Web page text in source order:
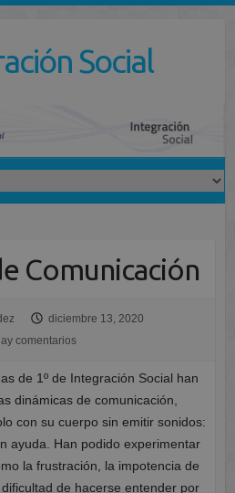
Social
Comunicación
diciembre 13, 2020
comentarios
de 1º de Integración Social han
dinámicas de comunicación,
con su cuerpo sin emitir sonidos:
ayuda. Han podido experimentar
la frustración, la impotencia de
de hacerse entender por